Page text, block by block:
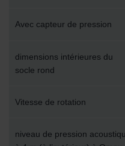
Zehnder Group Schweiz
Zehnder Group UK
Avec capteur de pression
dimensions intérieures du
socle rond
Vitesse de rotation
niveau de pression